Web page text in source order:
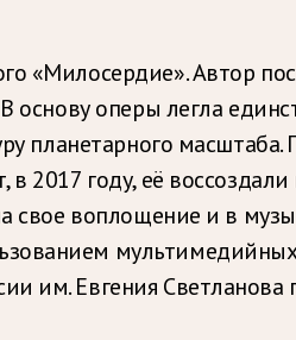
«Милосердие». Автор
основу оперы легла
планетарного масштаба.
году, её воссоздали
свое воплощение и в
им. Евгения